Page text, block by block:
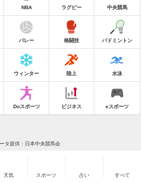
NBA ラグビー 中央競馬
バレー 格闘技 バドミントン
ウィンター 陸上 水泳
Doスポーツ ビジネス eスポーツ
タ提供：日本中央競馬会
天気 スポーツ 占い すべて